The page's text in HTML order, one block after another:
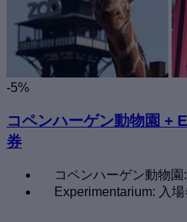
-5%
コペンハーゲン動物園 +
券
コペンハーゲン動物
Experimentarium: 入場